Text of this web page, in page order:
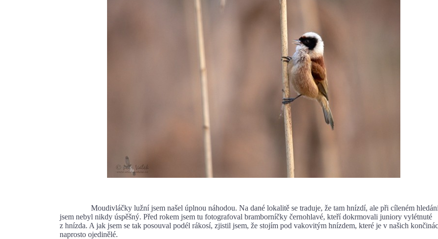
Moudivláčky lužní jsem našel úplnou náhodou. Na dané lokalitě se traduje, že tam hnízdí, ale při cíleném
jsem nebyl nikdy úspěšný. Před rokem jsem tu fotografoval bramborníčky černohlavé, kteří dokrmovali juniory vylétnuté
z hnízda. A jak jsem se tak posouval podél rákosí, zjistil jsem, že stojím pod vakovitým hnízdem, které je v našich
naprosto ojedinělé.